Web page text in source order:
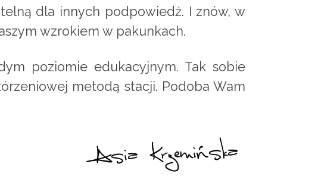
dla innych podpowiedź. I znów, w
wzrokiem w pakunkach.
poziomie edukacyjnym. Tak sobie
metodą stacji. Podoba Wam